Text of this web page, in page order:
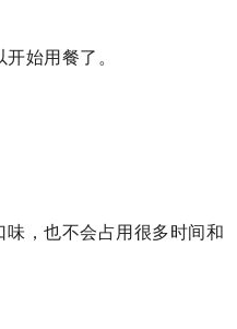
始用餐了。
，也不会占用很多时间和